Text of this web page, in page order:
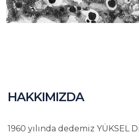
HAKKIMIZDA
1960 yılında dedemiz YÜKSEL